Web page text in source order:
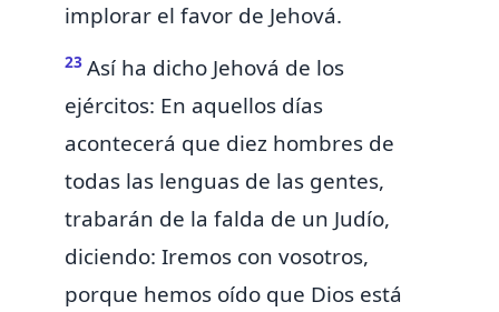
implorar el favor de Jehová.
23 Así ha dicho Jehová de los
ejércitos: En aquellos días
acontecerá que diez hombres de
todas las lenguas de las gentes,
trabarán de la falda de un Judío,
diciendo: Iremos con vosotros,
porque hemos oído que Dios está